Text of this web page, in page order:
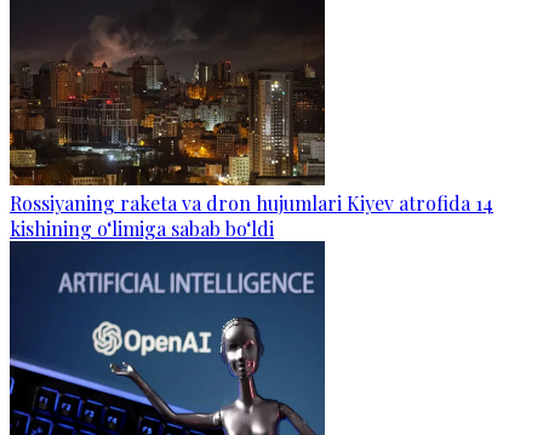
Rossiyaning raketa va dron hujumlari Kiyev atrofida 14
kishining o‘limiga sabab bo‘ldi